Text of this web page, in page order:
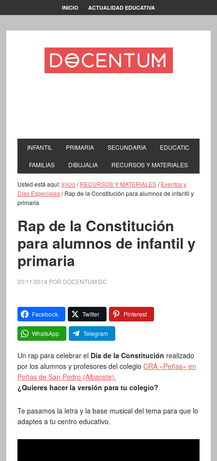
INICIO ACTUALIDAD EDUCATIVA
INFANTIL PRIMARIA SECUNDARIA EDUCATIC
FAMILIAS DIBUJALIA RECURSOS Y MATERIALES
Usted está aquí: Inicio / RECURSOS Y MATERIALES/ Eventos y
Días Especiales/Rap de la Constitución para alumnos de infantil y
primaria
Rap de la Constitución
para alumnos de infantil y
primaria
20/11/2014 POR DOCENTUM DC
Facebook Twitter Pinterest
WhatsApp Telegram
Un rap para celebrar el Día de la Constitución realizado
por los alumnos y profesores del colegio CRA «Peñas» en
Peñas de San Pedro (Albacete).
¿Quieres hacer la versión para tu colegio?
Te pasamos la letra y la base musical del tema para que lo
adaptes a tu centro educativo.